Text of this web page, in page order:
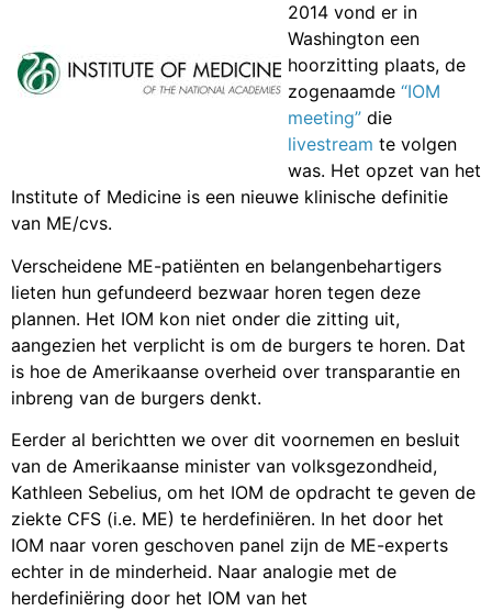
2014 vond er in
Washington een
hoorzitting plaats, de
zogenaamde “IOM
meeting” die
livestream te volgen
was. Het opzet van het
Institute of Medicine is een nieuwe klinische definitie
van ME/cvs.
Verscheidene ME-patiënten en belangenbehartigers
lieten hun gefundeerd bezwaar horen tegen deze
plannen. Het IOM kon niet onder die zitting uit,
aangezien het verplicht is om de burgers te horen. Dat
is hoe de Amerikaanse overheid over transparantie en
inbreng van de burgers denkt.
Eerder al berichtten we over dit voornemen en besluit
van de Amerikaanse minister van volksgezondheid,
Kathleen Sebelius, om het IOM de opdracht te geven de
ziekte CFS (i.e. ME) te herdefiniëren. In het door het
IOM naar voren geschoven panel zijn de ME-experts
echter in de minderheid. Naar analogie met de
herdefiniëring door het IOM van het